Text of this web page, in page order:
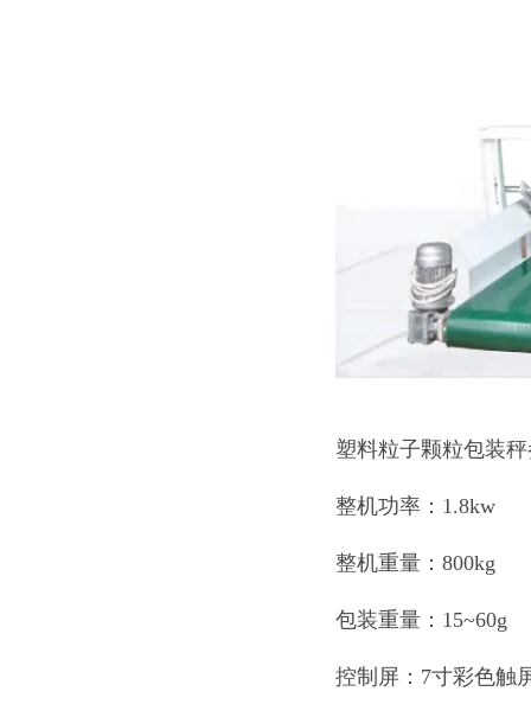
塑料粒子颗粒包装
整机功率：1.8kw
整机重量：800kg
包装重量：15~60g
控制屏：7寸彩色触